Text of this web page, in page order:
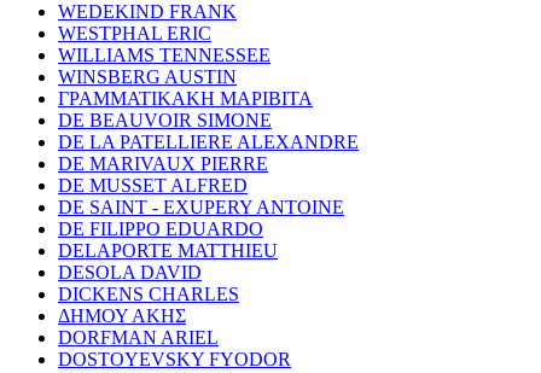
WEDEKIND FRANK
WESTPHAL ERIC
WILLIAMS TENNESSEE
WINSBERG AUSTIN
ΓΡΑΜΜΑΤΙΚΑΚΗ ΜΑΡΙΒΙΤΑ
DE BEAUVOIR SIMONE
DE LA PATELLIERE ALEXANDRE
DE MARIVAUX PIERRE
DE MUSSET ALFRED
DE SAINT - EXUPERY ANTOINE
DE FILIPPO EDUARDO
DELAPORTE MATTHIEU
DESOLA DAVID
DICKENS CHARLES
ΔΗΜΟΥ ΑΚΗΣ
DORFMAN ARIEL
DOSTOYEVSKY FYODOR